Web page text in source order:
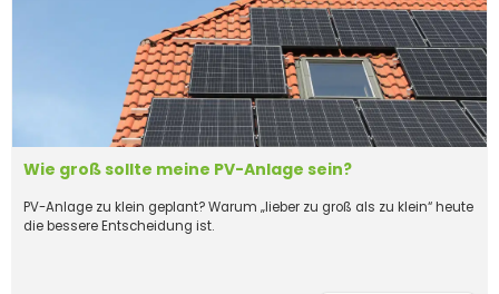
Wie groß sollte meine PV-Anlage sein?
PV-Anlage zu klein geplant? Warum „lieber zu groß als zu klein“ heute
die bessere Entscheidung ist.